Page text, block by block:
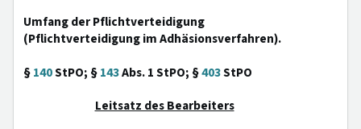
Umfang der Pflichtverteidigung
(Pflichtverteidigung im Adhäsionsverfahren).
§140StPO; §143Abs. 1 StPO; §403StPO
Leitsatz des Bearbeiters